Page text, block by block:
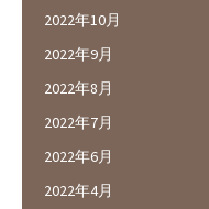
2022年10月
2022年9月
2022年8月
2022年7月
2022年6月
2022年4月